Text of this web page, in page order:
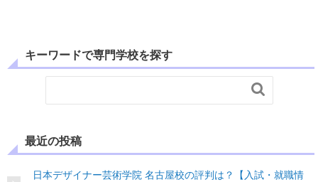
キーワードで専門学校を探す

最近の投稿
日本デザイナー芸術学院 名古屋校の評判は？【入試・就職情